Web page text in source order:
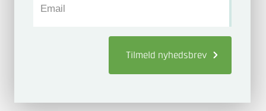
Email
Tilmeld nyhedsbrev